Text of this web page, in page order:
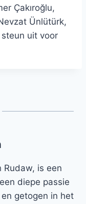
Çakıroğlu,
Ünlütürk,
uit voor
Rudaw, is een
diepe passie
getogen in het